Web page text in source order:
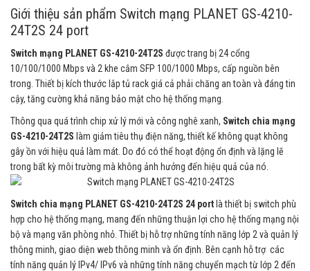
Giới thiệu sản phẩm Switch mạng PLANET GS-4210-
24T2S 24 port
Switch mạng PLANET GS-4210-24T2S được trang bị 24 cổng
10/100/1000 Mbps và 2 khe cắm SFP 100/1000 Mbps, cấp nguồn bên
trong. Thiết bị kích thước lắp tủ rack giá cả phải chăng an toàn và đáng tin
cậy, tăng cường khả năng bảo mật cho hệ thống mạng.
Thông qua quá trình chip xử lý mới và công nghê xanh, Switch chia mạng
GS-4210-24T2S làm giảm tiêu thụ điện năng, thiết kế không quạt không
gây ồn với hiệu quả làm mát. Do đó có thể hoạt động ổn định và lặng lẽ
trong bất kỳ môi trường mà không ảnh hưởng đến hiệu quả của nó.
Switch chia mạng PLANET GS-4210-24T2S 24 port là thiết bị switch phù
hợp cho hệ thống mạng, mang đến những thuận lợi cho hệ thống mạng nội
bộ và mạng văn phòng nhỏ. Thiết bị hỗ trợ những tính năng lớp 2 và quản lý
thông minh, giao diện web thông minh và ổn định. Bên cạnh hỗ trợ các
tính năng quản lý IPv4/ IPv6 và những tính năng chuyển mạch từ lớp 2 đến